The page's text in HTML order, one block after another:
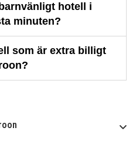
hotell i
minuten?
som är extra billigt